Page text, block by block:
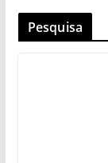
Pesquisa